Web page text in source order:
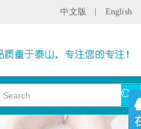
中文版 English